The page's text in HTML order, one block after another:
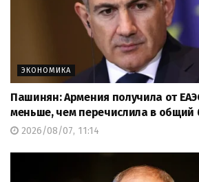
ЭКОНОМИКА
Пашинян: Армения получила от
меньше, чем перечислила в
2026/08/07, 11:14